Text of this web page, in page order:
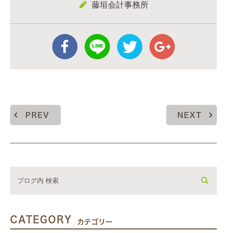
藤垣会計事務所
PREV NEXT
CATEGORY カテゴリー